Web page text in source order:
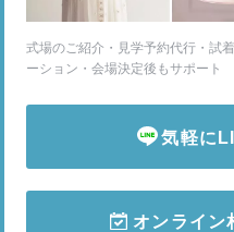
式場のご紹介・見学予約代行・試
ーション・会場決定後もサポート
気軽に
オンライン